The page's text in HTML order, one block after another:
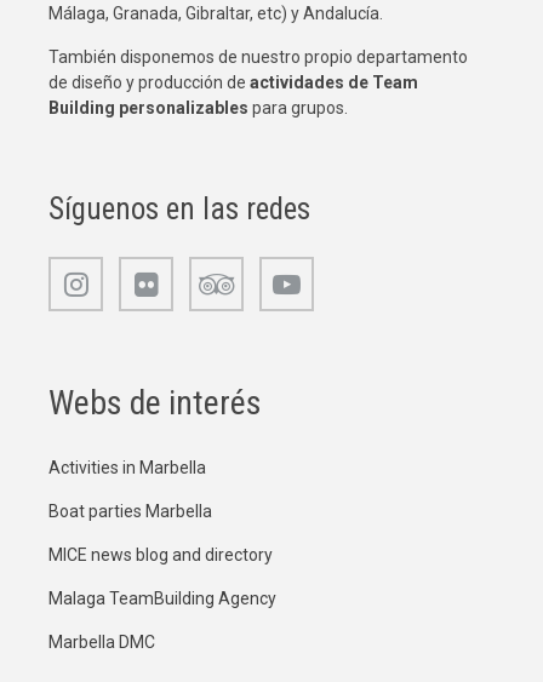
Málaga, Granada, Gibraltar, etc) y Andalucía.
También disponemos de nuestro propio departamento
de diseño y producción de actividades de Team
Building personalizables para grupos.
Síguenos en las redes
Webs de interés
Activities in Marbella
Boat parties Marbella
MICE news blog and directory
Malaga TeamBuilding Agency
Marbella DMC